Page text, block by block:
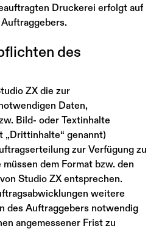
Druckerei erfolgt auf
des
ZX die zur
Daten,
Bild- oder Textinhalte
„Drittinhalte“ genannt)
zur Verfügung zu
dem Format bzw. den
Studio ZX entsprechen.
weitere
des Auftraggebers notwendig
angemessener Frist zu